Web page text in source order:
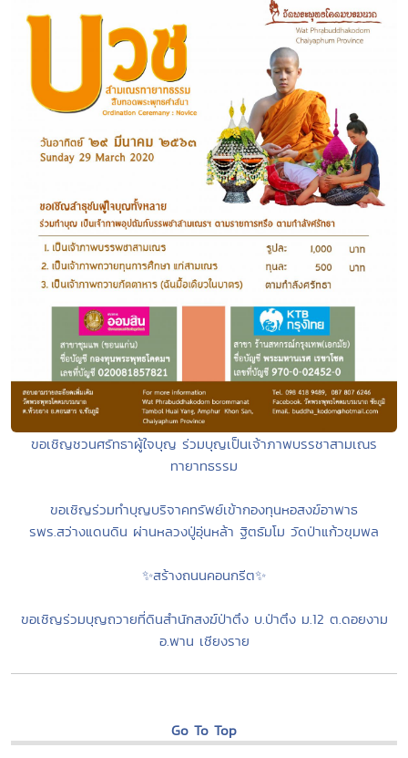
ขอเชิญชวนศรัทธาผู้ใจบุญ ร่วมบุญเป็นเจ้าภาพบรรชาสามเณร
ทายาทธรรม
ขอเชิญร่วมทำบุญบริจาคทรัพย์เข้ากองทุนหอสงฆ์อาพาธ
รพร.สว่างแดนดิน ผ่านหลวงปู่อุ่นหล้า ฐิตธัมโม วัดป่าแก้วขุมพล
✨สร้างถนนคอนกรีต✨
ขอเชิญร่วมบุญถวายที่ดินสำนักสงฆ์ป่าตึง บ.ป่าตึง ม.12 ต.ดอยงาม
อ.พาน เชียงราย
Go To Top